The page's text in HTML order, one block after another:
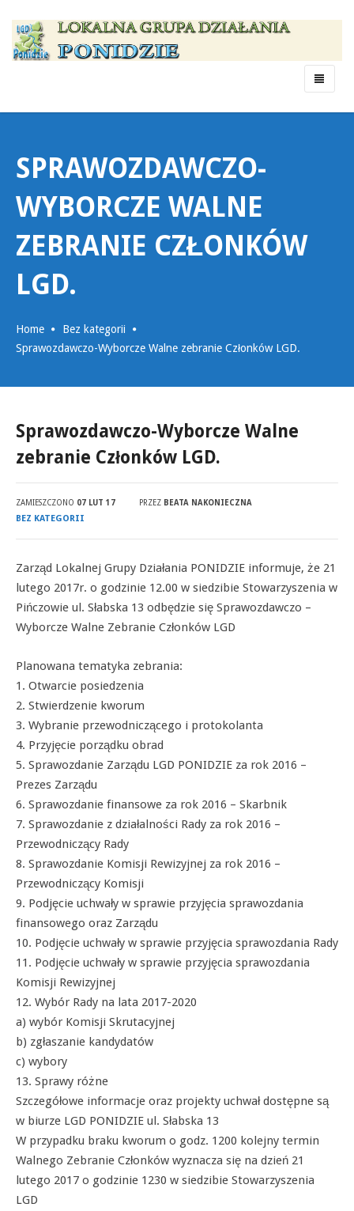
Menu
SPRAWOZDAWCZO-
WYBORCZE WALNE
ZEBRANIE CZŁONKÓW
LGD.
Home
Bez kategorii
Sprawozdawczo-Wyborcze Walne zebranie Członków LGD.
Sprawozdawczo-Wyborcze Walne
zebranie Członków LGD.
ZAMIESZCZONO 07 LUT 17 PRZEZ BEATA NAKONIECZNA
BEZ KATEGORII
Zarząd Lokalnej Grupy Działania PONIDZIE informuje, że 21
lutego 2017r. o godzinie 12.00 w siedzibie Stowarzyszenia w
Pińczowie ul. Słabska 13 odbędzie się Sprawozdawczo –
Wyborcze Walne Zebranie Członków LGD
Planowana tematyka zebrania:
1. Otwarcie posiedzenia
2. Stwierdzenie kworum
3. Wybranie przewodniczącego i protokolanta
4. Przyjęcie porządku obrad
5. Sprawozdanie Zarządu LGD PONIDZIE za rok 2016 –
Prezes Zarządu
6. Sprawozdanie finansowe za rok 2016 – Skarbnik
7. Sprawozdanie z działalności Rady za rok 2016 –
Przewodniczący Rady
8. Sprawozdanie Komisji Rewizyjnej za rok 2016 –
Przewodniczący Komisji
9. Podjęcie uchwały w sprawie przyjęcia sprawozdania
finansowego oraz Zarządu
10. Podjęcie uchwały w sprawie przyjęcia sprawozdania Rady
11. Podjęcie uchwały w sprawie przyjęcia sprawozdania
Komisji Rewizyjnej
12. Wybór Rady na lata 2017-2020
a) wybór Komisji Skrutacyjnej
b) zgłaszanie kandydatów
c) wybory
13. Sprawy różne
Szczegółowe informacje oraz projekty uchwał dostępne są
w biurze LGD PONIDZIE ul. Słabska 13
W przypadku braku kworum o godz. 1200 kolejny termin
Walnego Zebranie Członków wyznacza się na dzień 21
lutego 2017 o godzinie 1230 w siedzibie Stowarzyszenia
LGD